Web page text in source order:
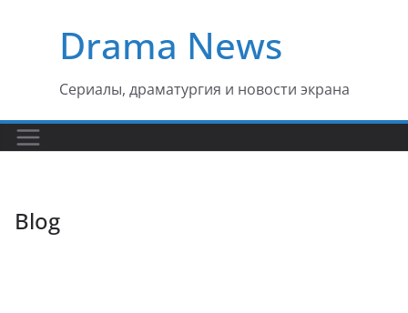
содержимомуDrama News
Сериалы, драматургия и новости экрана
Blog